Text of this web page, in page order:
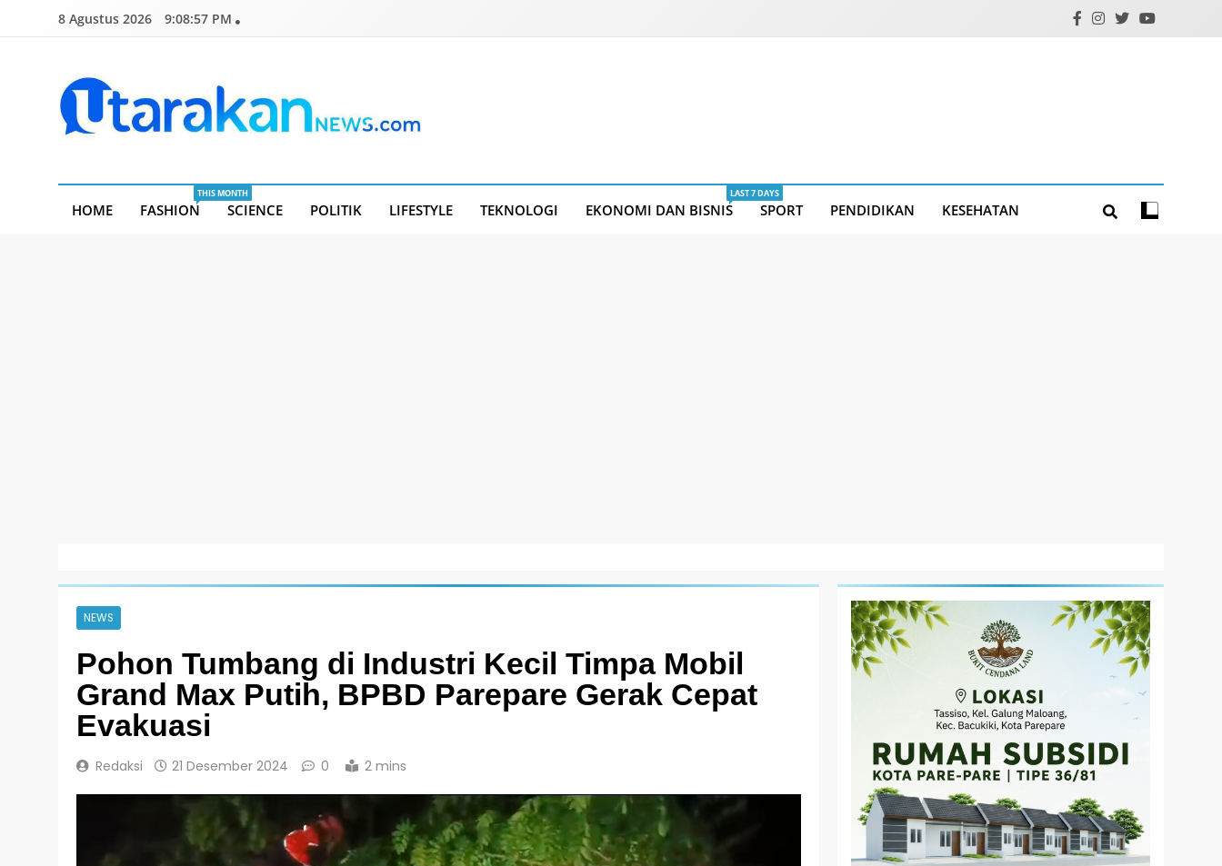
8 Agustus 2026 9:08:58 PM
HOME FASHION
THIS MONTH
SCIENCE POLITIK LIFESTYLE TEKNOLOGI EKONOMI DAN BISNIS
LAST 7 DAYS
SPORT PENDIDIKAN KESEHATAN
NEWS
Pohon Tumbang di Industri Kecil Timpa Mobil
Grand Max Putih, BPBD Parepare Gerak Cepat
Evakuasi
Redaksi 21 Desember 2024 0 2 mins